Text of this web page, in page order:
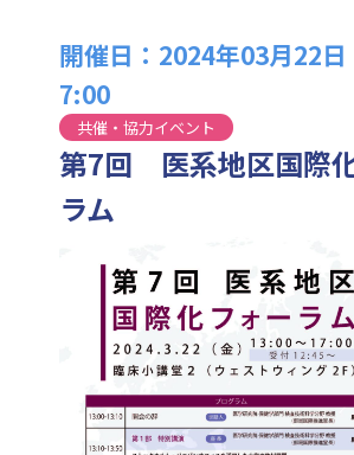
開催日：2024年03月22
7:00
共催・協力イベント
第7回 医系地区国際
ラム